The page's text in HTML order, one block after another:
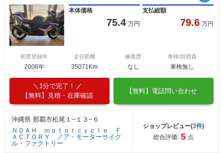
本体価格
75.4 万円
支払総額
79.6 万円
初度登録年
2006年
走行距離
35071Km
修復歴
なし
車検/自賠責
車検無し
1分で完了！
【無料】見積・在庫確認
【無料】電話問い合わせ
沖縄県 那覇市松尾１−１３−６
ＮＯＡＨ ｍｏｔｏｒｃｙｃｌｅ Ｆ
ＡＣＴＯＲＹ ノア・モーターサイク
ル・ファクトリー
ショップレビュー(3件)
総合評価: 5 点